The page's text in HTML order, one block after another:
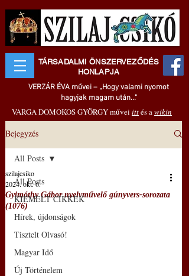
TÁRSADALMI ÖNSZERVEZŐDÉS
HONLAPJA
VERZÁR ÉVA művei – „Hogy valami nyomot
hagyjak magam után..."
VARGA DOMOKOS GYÖRGY művei ittés awikin
Bejegyzés
All Posts
KIEMELT CIKKEK
Hírek, újdonságok
Tisztelt Olvasó!
Magyar Idő
Új Történelem
All Posts
Gyimóthy Gábor nyelvművelő gúnyvers-sorozata
(1076)
szilajcsiko
2024. okt. 6.